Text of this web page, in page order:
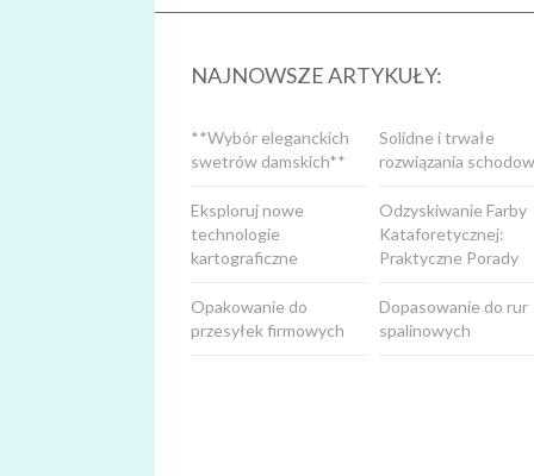
NAJNOWSZE ARTYKUŁY:
Solidne i trwałe
rozwiązania
**Wybór eleganckich
swetrów damskich**
Odzyskiwanie Farby
Kataforetycznej:
Praktyczne Porady
Eksploruj nowe
technologie
kartograficzne
Dopasowanie do rur
spalinowych
Opakowanie do
przesyłek firmowych